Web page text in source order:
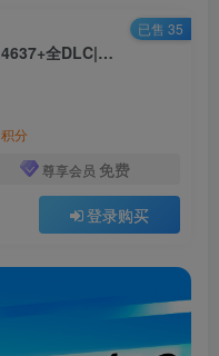
网球世界巡回赛2|豪华中文版|V1.0.4637+全DLC|解压即撸|
积分
尊享会员 免费
登录购买
已售 35